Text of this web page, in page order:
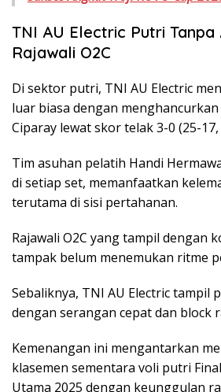
TNI AU Electric Putri Tanpa
Rajawali O2C
Di sektor putri, TNI AU Electric
luar biasa dengan menghancurkan
Ciparay lewat skor telak 3-0 (25-17,
Tim asuhan pelatih Handi
di setiap set, memanfaatkan
terutama di sisi pertahanan.
Rajawali O2C yang tampil dengan
tampak belum menemukan ritme
Sebaliknya, TNI AU Electric tampil
dengan serangan cepat dan block
Kemenangan ini mengantarkan
klasemen sementara voli putri
Utama 2025 dengan keunggulan